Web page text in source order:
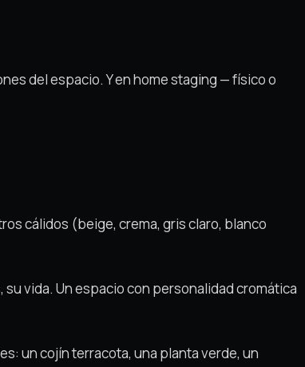
del espacio. Y en home staging — físico o
cálidos (beige, crema, gris claro, blanco
vida. Un espacio con personalidad cromática
un cojín terracota, una planta verde, un